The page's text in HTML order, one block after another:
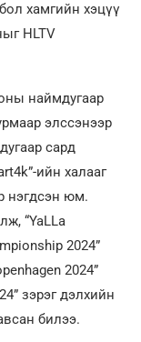
хамгийн хэцүү
HLTV
наймдугаар
элссэнээр
сард
ийн халааг
нэгдсэн юм.
“YaLLa
2024”
2024”
зэрэг дэлхийн
билээ.